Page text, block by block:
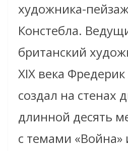
художника-
Констебла.
британский
XIX века
создал на стенах
длинной десять
с темами «Война»